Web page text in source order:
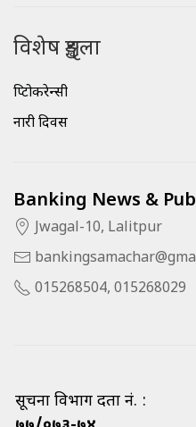
विशेष शृङ्खला
क्रिप्टोकरेन्सी
नारी दिवस
Banking News &
Jwagal-10, Lalitpur
015268504, 015268029
सूचना विभाग दर्ता नं. :